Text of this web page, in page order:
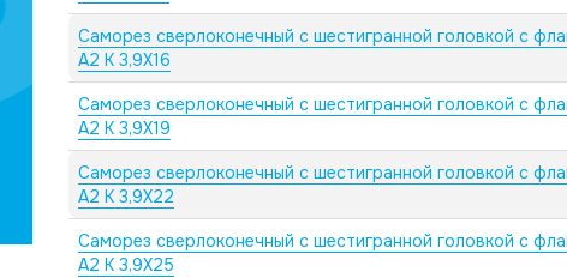
Саморез сверлоконечный с шестигранной головкой с
А2 K 3,9X16
Саморез сверлоконечный с шестигранной головкой с
А2 K 3,9X19
Саморез сверлоконечный с шестигранной головкой с
А2 K 3,9X22
Саморез сверлоконечный с шестигранной головкой с
А2 K 3,9X25